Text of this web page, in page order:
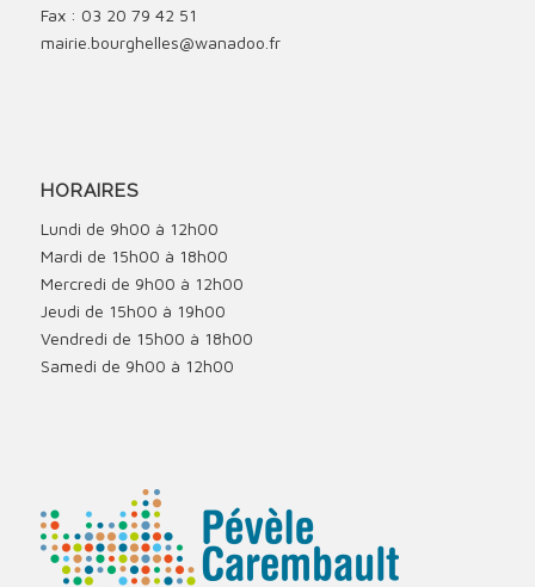
Fax : 03 20 79 42 51
mairie.bourghelles@wanadoo.fr
HORAIRES
Lundi de 9h00 à 12h00
Mardi de 15h00 à 18h00
Mercredi de 9h00 à 12h00
Jeudi de 15h00 à 19h00
Vendredi de 15h00 à 18h00
Samedi de 9h00 à 12h00